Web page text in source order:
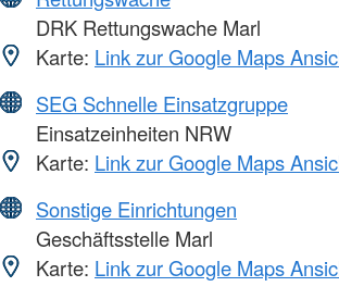
DRK Rettungswache Marl
Karte: Link zur Google Maps
SEG Schnelle Einsatzgruppe
Einsatzeinheiten NRW
Karte: Link zur Google Maps
Sonstige Einrichtungen
Geschäftsstelle Marl
Karte: Link zur Google Maps